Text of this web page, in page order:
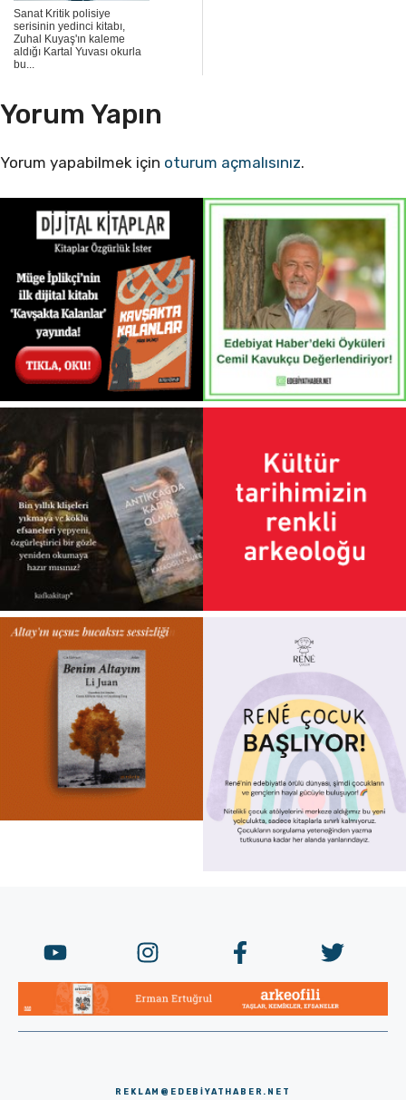
Sanat Kritik polisiye
serisinin yedinci kitabı,
Zuhal Kuyaş'ın kaleme
aldığı Kartal Yuvası okurla
bu...
Yorum Yapın
Yorum yapabilmek için oturum açmalısınız.
REKLAM@EDEBIYATHABER.NET